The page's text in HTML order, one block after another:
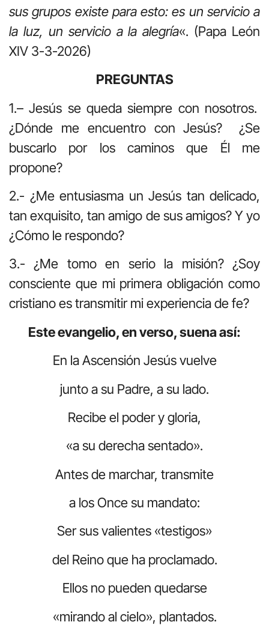
sus grupos existe para esto: es un servicio a
la luz, un servicio a la alegría«. (Papa León
XIV 3-3-2026)
PREGUNTAS
1.– Jesús se queda siempre con nosotros.
¿Dónde me encuentro con Jesús? ¿Se
buscarlo por los caminos que Él me
propone?
2.- ¿Me entusiasma un Jesús tan delicado,
tan exquisito, tan amigo de sus amigos? Y yo
¿Cómo le respondo?
3.- ¿Me tomo en serio la misión? ¿Soy
consciente que mi primera obligación como
cristiano es transmitir mi experiencia de fe?
Este evangelio, en verso, suena así:
En la Ascensión Jesús vuelve
junto a su Padre, a su lado.
Recibe el poder y gloria,
«a su derecha sentado».
Antes de marchar, transmite
a los Once su mandato:
Ser sus valientes «testigos»
del Reino que ha proclamado.
Ellos no pueden quedarse
«mirando al cielo», plantados.